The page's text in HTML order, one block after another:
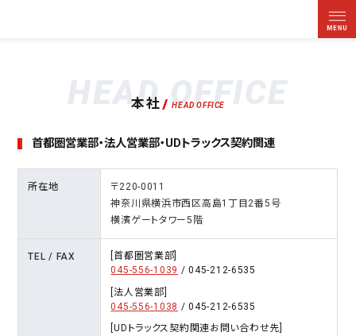
本社
HEAD OFFICE
首都圏営業部・法人営業部・UDトラックス契約関連
所在地
〒220-0011
神奈川県横浜市西区高島1丁目2番5号
横濱ゲートタワー5階
TEL / FAX
[首都圏営業部]
045-556-1039 / 045-212-6535
[法人営業部]
045-556-1038 / 045-212-6535
[UDトラックス契約関連お問い合わせ先]